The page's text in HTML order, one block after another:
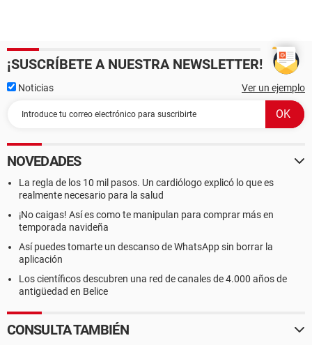
¡SUSCRÍBETE A NUESTRA NEWSLETTER!
Noticias Ver un ejemplo
NOVEDADES
La regla de los 10 mil pasos. Un cardiólogo explicó lo que es
realmente necesario para la salud
¡No caigas! Así es como te manipulan para comprar más en
temporada navideña
Así puedes tomarte un descanso de WhatsApp sin borrar la
aplicación
Los científicos descubren una red de canales de 4.000 años de
antigüedad en Belice
CONSULTA TAMBIÉN